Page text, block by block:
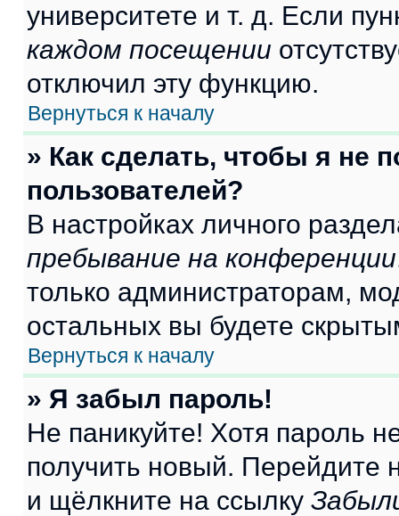
университете и т. д. Если
каждом посещении
отключил эту функцию.
Вернуться к началу
» Как сделать, чтобы я не
пользователей?
В настройках личного
пребывание на конференции
только администраторам,
остальных вы будете
Вернуться к началу
» Я забыл пароль!
Не паникуйте! Хотя пароль
получить новый. Перейдите
и щёлкните на ссылку